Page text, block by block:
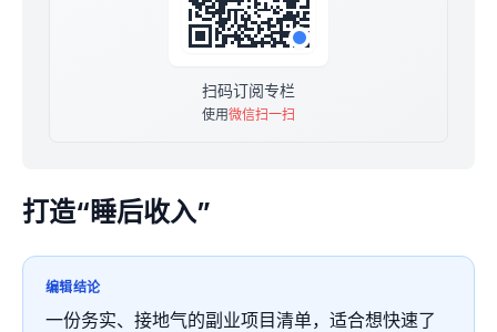
扫码订阅专栏
使用微信扫一扫
打造“睡后收入”
编辑结论
一份务实、接地气的副业项目清单，适合想快速了